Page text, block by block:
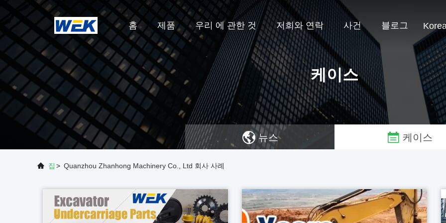
홈 제품 우리 에 관한 것 저희와 연락 사건 블로그
케이스
뉴스 케이스
집 > Quanzhou Zhanhong Machinery Co., Ltd 회사 사례